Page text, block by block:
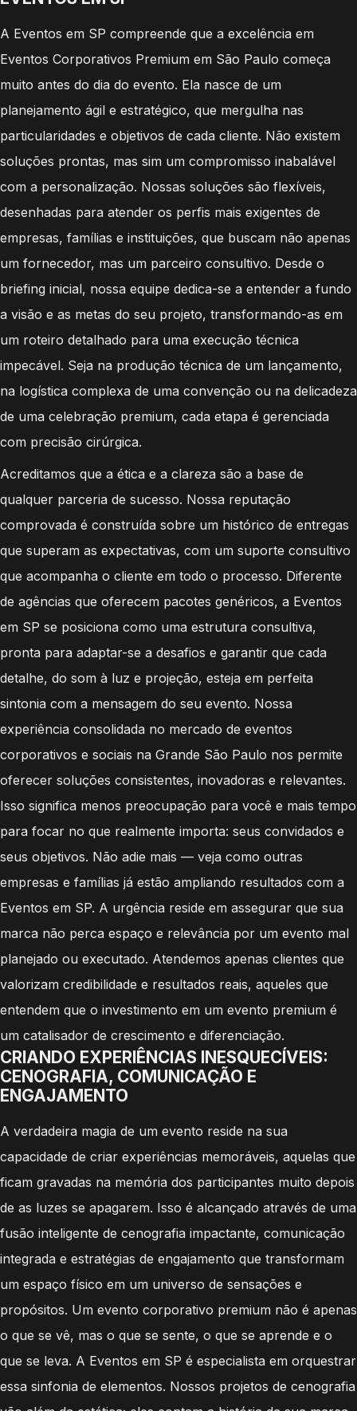
A Eventos em SP compreende que a excelência em
Eventos Corporativos Premium em São Paulo começa
muito antes do dia do evento. Ela nasce de um
planejamento ágil e estratégico, que mergulha nas
particularidades e objetivos de cada cliente. Não existem
soluções prontas, mas sim um compromisso inabalável
com a personalização. Nossas soluções são flexíveis,
desenhadas para atender os perfis mais exigentes de
empresas, famílias e instituições, que buscam não apenas
um fornecedor, mas um parceiro consultivo. Desde o
briefing inicial, nossa equipe dedica-se a entender a fundo
a visão e as metas do seu projeto, transformando-as em
um roteiro detalhado para uma execução técnica
impecável. Seja na produção técnica de um lançamento,
na logística complexa de uma convenção ou na delicadeza
de uma celebração premium, cada etapa é gerenciada
com precisão cirúrgica.
Acreditamos que a ética e a clareza são a base de
qualquer parceria de sucesso. Nossa reputação
comprovada é construída sobre um histórico de entregas
que superam as expectativas, com um suporte consultivo
que acompanha o cliente em todo o processo. Diferente
de agências que oferecem pacotes genéricos, a Eventos
em SP se posiciona como uma estrutura consultiva,
pronta para adaptar-se a desafios e garantir que cada
detalhe, do som à luz e projeção, esteja em perfeita
sintonia com a mensagem do seu evento. Nossa
experiência consolidada no mercado de eventos
corporativos e sociais na Grande São Paulo nos permite
oferecer soluções consistentes, inovadoras e relevantes.
Isso significa menos preocupação para você e mais tempo
para focar no que realmente importa: seus convidados e
seus objetivos. Não adie mais — veja como outras
empresas e famílias já estão ampliando resultados com a
Eventos em SP. A urgência reside em assegurar que sua
marca não perca espaço e relevância por um evento mal
planejado ou executado. Atendemos apenas clientes que
valorizam credibilidade e resultados reais, aqueles que
entendem que o investimento em um evento premium é
um catalisador de crescimento e diferenciação.
CRIANDO EXPERIÊNCIAS INESQUECÍVEIS:
CENOGRAFIA, COMUNICAÇÃO E
ENGAJAMENTO
A verdadeira magia de um evento reside na sua
capacidade de criar experiências memoráveis, aquelas que
ficam gravadas na memória dos participantes muito depois
de as luzes se apagarem. Isso é alcançado através de uma
fusão inteligente de cenografia impactante, comunicação
integrada e estratégias de engajamento que transformam
um espaço físico em um universo de sensações e
propósitos. Um evento corporativo premium não é apenas
o que se vê, mas o que se sente, o que se aprende e o
que se leva. A Eventos em SP é especialista em orquestrar
essa sinfonia de elementos. Nossos projetos de cenografia